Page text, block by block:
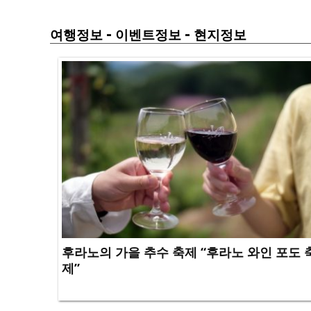
여행정보 - 이벤트정보 - 현지정보
후라노의 가을 추수 축제 “후라노 와인 포도
제”